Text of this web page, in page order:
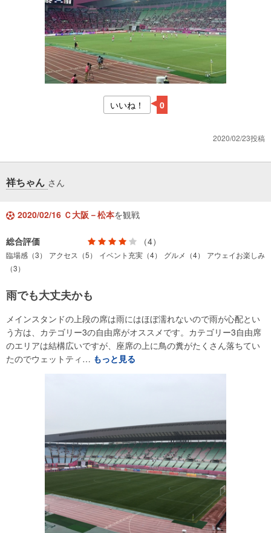
いいね！ 0
2020/02/23投稿
祥ちゃん さん
2020/02/16 Ｃ大阪－松本を観戦
総合評価 （4）
臨場感（3） アクセス（5） イベント充実（4） グルメ（4）
アウェイお楽しみ
（3）
雨でも大丈夫かも
メインスタンドの上段の席は雨にはほぼ濡れないので雨が心配とい
う方は、カテゴリー3の自由席がオススメです。カテゴリー3自由席
のエリアは結構広いですが、座席の上に鳥の糞がたくさん落ちてい
たのでウェットティ… もっと見る